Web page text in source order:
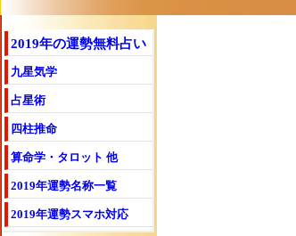
2019年の運勢無料占い
九星気学
占星術
四柱推命
算命学・タロット 他
2019年運勢名称一覧
2019年運勢スマホ対応